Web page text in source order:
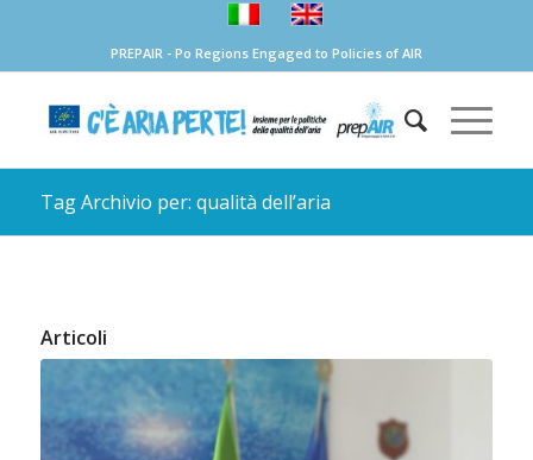
PREPAIR - Po Regions Engaged to Policies of AIR
Tag Archivio per: qualità dell’aria
Articoli